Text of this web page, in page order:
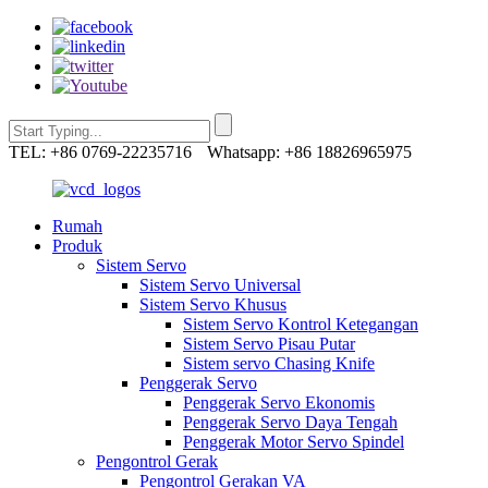
TEL: +86 0769-22235716 Whatsapp: +86 18826965975
Rumah
Produk
Sistem Servo
Sistem Servo Universal
Sistem Servo Khusus
Sistem Servo Kontrol Ketegangan
Sistem Servo Pisau Putar
Sistem servo Chasing Knife
Penggerak Servo
Penggerak Servo Ekonomis
Penggerak Servo Daya Tengah
Penggerak Motor Servo Spindel
Pengontrol Gerak
Pengontrol Gerakan VA